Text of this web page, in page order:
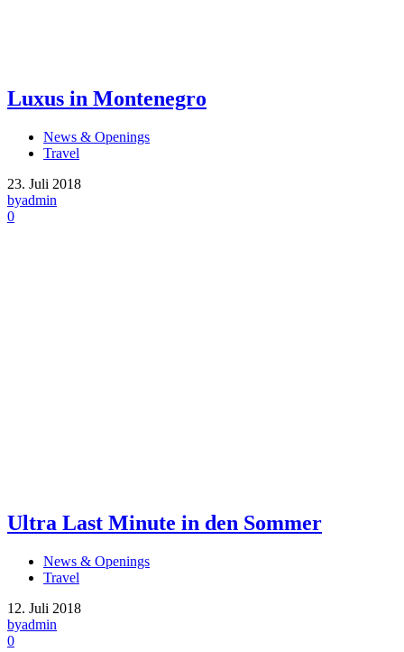
Luxus in Montenegro
News & Openings
Travel
23. Juli 2018
byadmin
0
Ultra Last Minute in den Sommer
News & Openings
Travel
12. Juli 2018
byadmin
0